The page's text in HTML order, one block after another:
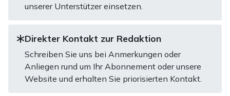
unserer Unterstützer einsetzen.
Direkter Kontakt zur Redaktion
Schreiben Sie uns bei Anmerkungen oder
Anliegen rund um Ihr Abonnement oder unsere
Website und erhalten Sie priorisierten Kontakt.